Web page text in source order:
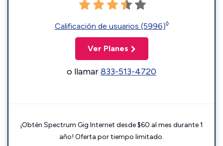
Calificación de usuarios (5996)◊
Ver Planes
o llamar833-513-4720
¡Obtén Spectrum Gig Internet desde $60 al mes durante 1
año! Oferta por tiempo limitado.